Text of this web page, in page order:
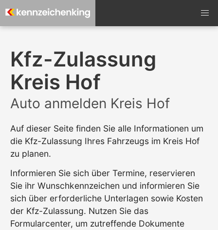
Kfz-Zulassung
Kreis Hof
Auto anmelden Kreis Hof
Auf dieser Seite finden Sie alle Informationen um
die Kfz-Zulassung Ihres Fahrzeugs im Kreis Hof
zu planen.
Informieren Sie sich über Termine, reservieren
Sie ihr Wunschkennzeichen und informieren Sie
sich über erforderliche Unterlagen sowie Kosten
der Kfz-Zulassung. Nutzen Sie das
Formularcenter, um zutreffende Dokumente